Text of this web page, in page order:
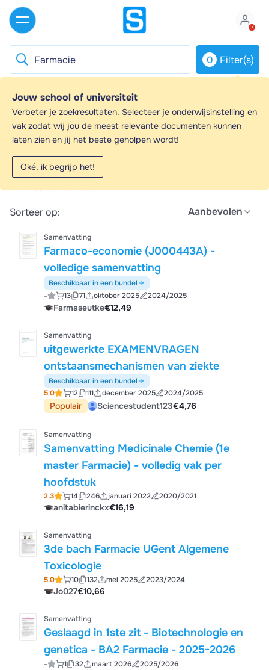
0 Filter(s)
Jouw school of universiteit
Verbeter je zoekresultaten. Selecteer je onderwijsinstelling en
vak zodat wij jou de meest relevante documenten kunnen
laten zien en jij het beste geholpen wordt!
Oké, ik begrijp het!
Farmacie - Samenvattingen en
Aantekeningen
Op zoek naar een samenvatting over Farmacie? Op
deze pagina vind je 2043 samenvattingen over
Farmacie.
Alle2.043resultaten
Sorteer op:
Aanbevolen
Samenvatting
Farmaco-economie (J000443A) -
volledige samenvatting
Beschikbaar in een bundel
- 13 71 oktober 2025 2024/2025
Farmaseutke€12,49
Samenvatting
uitgewerkte EXAMENVRAGEN
ontstaansmechanismen van ziekte
Beschikbaar in een bundel
5.0
12 111 december 2025 2024/2025
Populair Sciencestudent123€4,76
Samenvatting
Samenvatting Medicinale Chemie (1e
master Farmacie) - volledig vak per
hoofdstuk
2.3 14 246 januari 2022 2020/2021
anitabierinckx€16,19
Samenvatting
3de bach Farmacie UGent Algemene
Toxicologie
5.0 10 132 mei 2025 2023/2024
Jo027€10,66
Samenvatting
Geslaagd in 1ste zit - Biotechnologie en
genetica - BA2 Farmacie - 2025-2026
- 1 32 maart 2026 2025/2026